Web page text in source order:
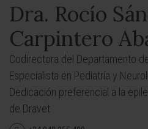
Dra. Rocío
Carpintero
Codirectora del Departamento
Especialista en Pediatría y
Dedicación preferencial a la
de Dravet